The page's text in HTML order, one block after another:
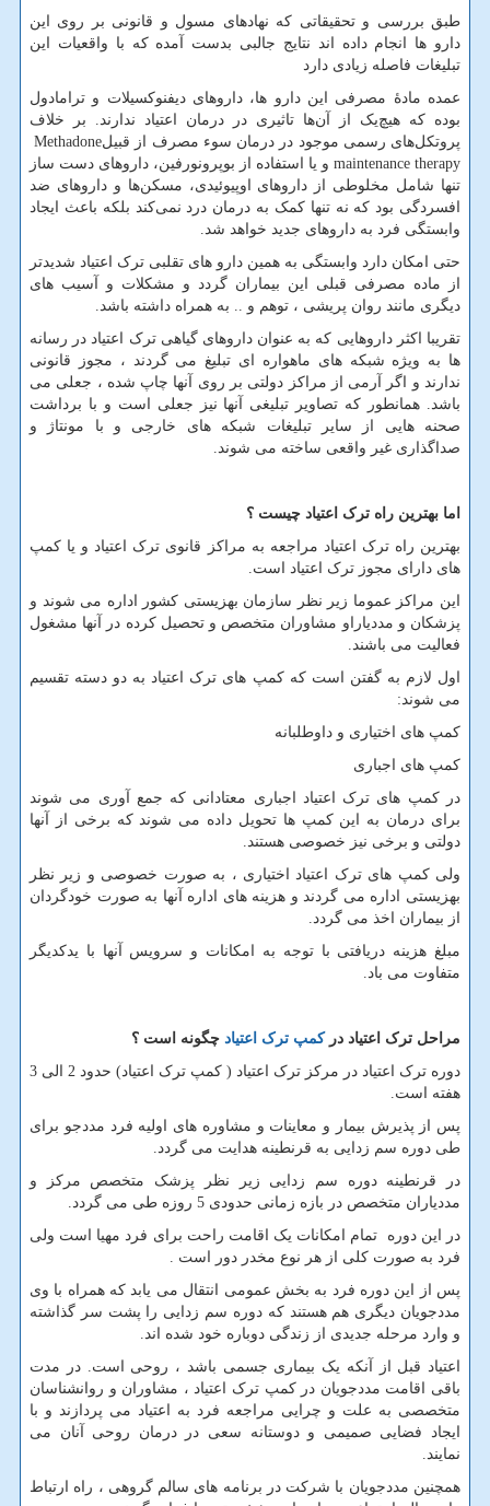
طبق بررسی و تحقیقاتی که نهادهای مسول و قانونی بر روی این
دارو ها انجام داده اند نتایج جالبی بدست آمده که با واقعیات این
تبلیغات فاصله زیادی دارد
عمده مادۀ مصرفی این دارو ها، داروهای دیفنوکسیلات و ترامادول
بوده که هیچ‌یک از آن‌ها تاثیری در درمان اعتیاد ندارند. بر خلاف
پروتکل‌های رسمی موجود در درمان سوء مصرف از قبیلMethadone
maintenance therapy و یا استفاده از بوپرونورفین، داروهای دست ساز
تنها شامل مخلوطی از داروهای اوپیوئیدی، مسکن‌ها و داروهای ضد
افسردگی بود که نه تنها کمک به درمان درد نمی‌کند بلکه باعث ایجاد
وابستگی فرد به داروهای جدید خواهد شد.
حتی امکان دارد وابستگی به همین دارو های تقلبی ترک اعتیاد شدیدتر
از ماده مصرفی قبلی این بیماران گردد و مشکلات و آسیب های
دیگری مانند روان پریشی ، توهم و .. به همراه داشته باشد.
تقریبا اکثر داروهایی که به عنوان داروهای گیاهی ترک اعتیاد در رسانه
ها به ویژه شبکه های ماهواره ای تبلیغ می گردند ، مجوز قانونی
ندارند و اگر آرمی از مراکز دولتی بر روی آنها چاپ شده ، جعلی می
باشد. همانطور که تصاویر تبلیغی آنها نیز جعلی است و با برداشت
صحنه هایی از سایر تبلیغات شبکه های خارجی و با مونتاژ و
صداگذاری غیر واقعی ساخته می شوند.
اما بهترین راه ترک اعتیاد چیست ؟
بهترین راه ترک اعتیاد مراجعه به مراکز قانوی ترک اعتیاد و یا کمپ
های دارای مجوز ترک اعتیاد است.
این مراکز عموما زیر نظر سازمان بهزیستی کشور اداره می شوند و
پزشکان و مددیاراو مشاوران متخصص و تحصیل کرده در آنها مشغول
فعالیت می باشند.
اول لازم به گفتن است که کمپ های ترک اعتیاد به دو دسته تقسیم
می شوند:
کمپ های اختیاری و داوطلبانه
کمپ های اجباری
در کمپ های ترک اعتیاد اجباری معتادانی که جمع آوری می شوند
برای درمان به این کمپ ها تحویل داده می شوند که برخی از آنها
دولتی و برخی نیز خصوصی هستند.
ولی کمپ های ترک اعتیاد اختیاری ، به صورت خصوصی و زیر نظر
بهزیستی اداره می گردند و هزینه های اداره آنها به صورت خودگردان
از بیماران اخذ می گردد.
مبلغ هزینه دریافتی با توجه به امکانات و سرویس آنها با یدکدیگر
متفاوت می باد.
مراحل ترک اعتیاد درکمپ ترک اعتیاد چگونه است ؟
دوره ترک اعتیاد در مرکز ترک اعتیاد ( کمپ ترک اعتیاد) حدود 2 الی 3
هفته است.
پس از پذیرش بیمار و معاینات و مشاوره های اولیه فرد مددجو برای
طی دوره سم زدایی به قرنطینه هدایت می گردد.
در قرنطینه دوره سم زدایی زیر نظر پزشک متخصص مرکز و
مددیاران متخصص در بازه زمانی حدودی 5 روزه طی می گردد.
در این دوره تمام امکانات یک اقامت راحت برای فرد مهیا است ولی
فرد به صورت کلی از هر نوع مخدر دور است .
پس از این دوره فرد به بخش عمومی انتقال می یابد که همراه با وی
مددجویان دیگری هم هستند که دوره سم زدایی را پشت سر گذاشته
و وارد مرحله جدیدی از زندگی دوباره خود شده اند.
اعتیاد قبل از آنکه یک بیماری جسمی باشد ، روحی است. در مدت
باقی اقامت مددجویان در کمپ ترک اعتیاد ، مشاوران و روانشناسان
متخصصی به علت و چرایی مراجعه فرد به اعتیاد می پردازند و با
ایجاد فضایی صمیمی و دوستانه سعی در درمان روحی آنان می
نمایند.
همچنین مددجویان با شرکت در برنامه های سالم گروهی ، راه ارتباط